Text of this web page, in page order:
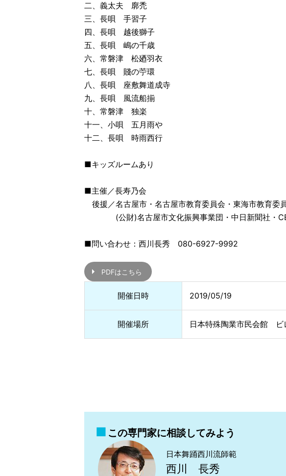
二、義太夫 廓禿
三、長唄 手習子
四、長唄 越後獅子
五、長唄 嶋の千歳
六、常磐津 松廼羽衣
七、長唄 賤の苧環
八、長唄 座敷舞道成寺
九、長唄 風流船揃
十、常磐津 独楽
十一、小唄 五月雨や
十二、長唄 時雨西行
■キッズルームあり
■主催／長寿乃会
後援／名古屋市・名古屋市教育委員会・東海市教育委
(公財)名古屋市文化振興事業団・中日新聞社・
■問い合わせ：西川長秀 080-6927-9992
PDFはこちら
開催日時 2019/05/19
開催場所 日本特殊陶業市民会館 ビ
この専門家に相談してみよう
日本舞踊西川流師範
西川 長秀